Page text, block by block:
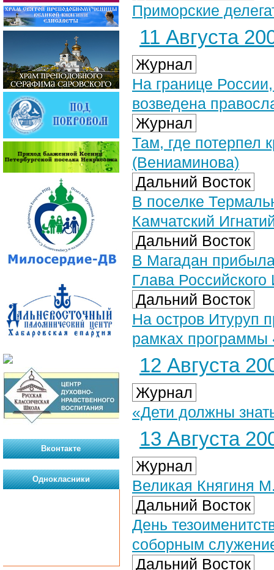
Приморские
11 Августа
Журнал
На границе
возведена
Журнал
Там, где потерпел
(Вениаминова)
Дальний Восток
В поселке
Камчатский
Дальний Восток
В Магадан
Глава
Дальний Восток
На остров Итуруп
рамках
12 Августа
Журнал
«Дети должны
13 Августа
Журнал
Великая Княгиня
Дальний Восток
День
соборным
Дальний Восток
Вконтакте
Однокласники